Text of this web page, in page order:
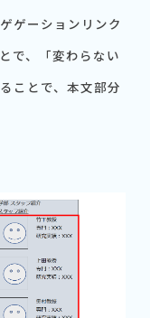
ゲーションリンク
で、「変わらない
ことで、本文部分